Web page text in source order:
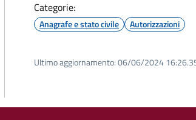
Categorie:
Anagrafe e stato civile Autorizzazioni
Ultimo aggiornamento:06/06/2024